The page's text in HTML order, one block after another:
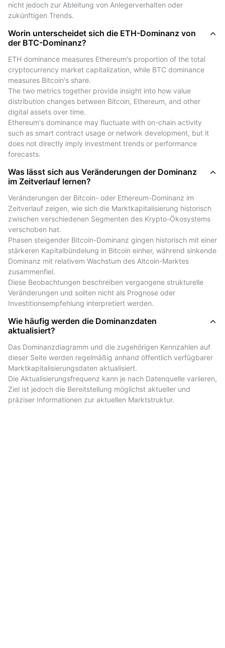
Phasen höherer Dominanz gingen historisch mit einer
stärkeren Konzentration auf Bitcoin einher, während
eine geringere Dominanz eine breitere Aktivität über
andere digitale Vermögenswerte widerspiegelte.
Diese Zusammenhänge dienen ausschließlich der
Veranschaulichung und basieren auf vergangenen
Beobachtungen.
Sie stellen keine Indikation oder Prognose für
zukünftige Preisentwicklungen dar.
So lesen Sie das Marktdominanz-Diagramm von
Bitcoin (BTC)
The Bitcoin (BTC) market cap dominance chart
presents continuously updated market data showing
Bitcoin's share of total cryptocurrency market
capitalization.
Users can view historical data over different time
intervals.
The chart also displays comparative market
capitalization ratios for other major assets such as
Ethereum (ETH), Tether (USDT), XRP, and more.
This allows users to see how Bitcoin's share compares
to other leading cryptocurrencies at any given
moment.
anderen führenden Coins
The data shown on this page represents current
market capitalization ratios based on publicly
available information.
These figures provide an overview of Bitcoin's relative
weight within the broader cryptocurrency market.
In addition to BTC and ETH, this page includes data
nicht jedoch zur Ableitung von Anlegerverhalten oder
zukünftigen Trends.
Worin unterscheidet sich die ETH-Dominanz von
der BTC-Dominanz?
ETH dominance measures Ethereum's proportion of the total
cryptocurrency market capitalization, while BTC dominance
measures Bitcoin's share.
The two metrics together provide insight into how value
distribution changes between Bitcoin, Ethereum, and other
digital assets over time.
Ethereum's dominance may fluctuate with on-chain activity
such as smart contract usage or network development, but it
does not directly imply investment trends or performance
forecasts.
Was lässt sich aus Veränderungen der Dominanz
im Zeitverlauf lernen?
Veränderungen der Bitcoin- oder Ethereum-Dominanz im
Zeitverlauf zeigen, wie sich die Marktkapitalisierung historisch
zwischen verschiedenen Segmenten des Krypto-Ökosystems
verschoben hat.
Phasen steigender Bitcoin-Dominanz gingen historisch mit einer
stärkeren Kapitalbündelung in Bitcoin einher, während sinkende
Dominanz mit relativem Wachstum des Altcoin-Marktes
zusammenfiel.
Diese Beobachtungen beschreiben vergangene strukturelle
Veränderungen und sollten nicht als Prognose oder
Investitionsempfehlung interpretiert werden.
Wie häufig werden die Dominanzdaten
aktualisiert?
Das Dominanzdiagramm und die zugehörigen Kennzahlen auf
dieser Seite werden regelmäßig anhand öffentlich verfügbarer
Marktkapitalisierungsdaten aktualisiert.
Die Aktualisierungsfrequenz kann je nach Datenquelle variieren,
Ziel ist jedoch die Bereitstellung möglichst aktueller und
präziser Informationen zur aktuellen Marktstruktur.